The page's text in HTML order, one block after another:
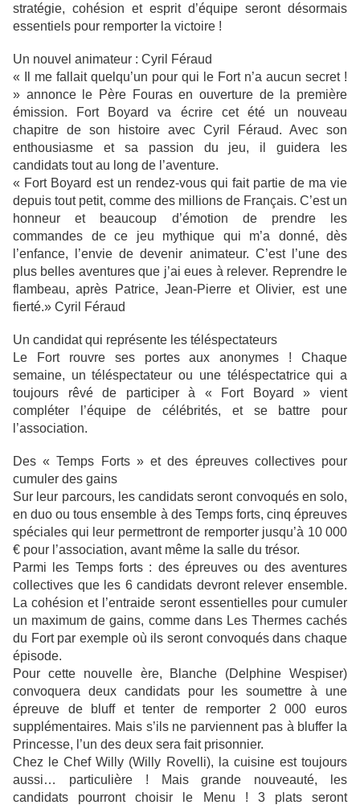
stratégie, cohésion et esprit d’équipe seront désormais
essentiels pour remporter la victoire !
Un nouvel animateur : Cyril Féraud
« Il me fallait quelqu’un pour qui le Fort n’a aucun secret !
» annonce le Père Fouras en ouverture de la première
émission. Fort Boyard va écrire cet été un nouveau
chapitre de son histoire avec Cyril Féraud. Avec son
enthousiasme et sa passion du jeu, il guidera les
candidats tout au long de l’aventure.
« Fort Boyard est un rendez-vous qui fait partie de ma vie
depuis tout petit, comme des millions de Français. C’est un
honneur et beaucoup d’émotion de prendre les
commandes de ce jeu mythique qui m’a donné, dès
l’enfance, l’envie de devenir animateur. C’est l’une des
plus belles aventures que j’ai eues à relever. Reprendre le
flambeau, après Patrice, Jean-Pierre et Olivier, est une
fierté.» Cyril Féraud
Un candidat qui représente les téléspectateurs
Le Fort rouvre ses portes aux anonymes ! Chaque
semaine, un téléspectateur ou une téléspectatrice qui a
toujours rêvé de participer à « Fort Boyard » vient
compléter l’équipe de célébrités, et se battre pour
l’association.
Des « Temps Forts » et des épreuves collectives pour
cumuler des gains
Sur leur parcours, les candidats seront convoqués en solo,
en duo ou tous ensemble à des Temps forts, cinq épreuves
spéciales qui leur permettront de remporter jusqu’à 10 000
€ pour l’association, avant même la salle du trésor.
Parmi les Temps forts : des épreuves ou des aventures
collectives que les 6 candidats devront relever ensemble.
La cohésion et l’entraide seront essentielles pour cumuler
un maximum de gains, comme dans Les Thermes cachés
du Fort par exemple où ils seront convoqués dans chaque
épisode.
Pour cette nouvelle ère, Blanche (Delphine Wespiser)
convoquera deux candidats pour les soumettre à une
épreuve de bluff et tenter de remporter 2 000 euros
supplémentaires. Mais s’ils ne parviennent pas à bluffer la
Princesse, l’un des deux sera fait prisonnier.
Chez le Chef Willy (Willy Rovelli), la cuisine est toujours
aussi… particulière ! Mais grande nouveauté, les
candidats pourront choisir le Menu ! 3 plats seront